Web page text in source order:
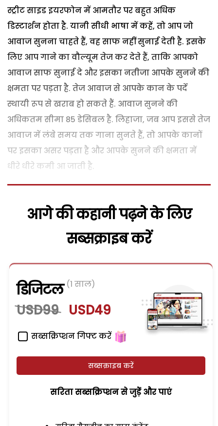
स्ट्रीट साइड इयरफोन में आमतौर पर बहुत अधिक
डिस्टार्शन होता है. यानी सीधी भाषा में कहें, तो आप जो
आवाज सुनना चाहते हैं, वह साफ नहीं सुनाई देती है. इसके
लिए आप गाने का वौल्यूम तेज कर देते हैं, ताकि आपको
आवाज साफ सुनाई दे और इसका नतीजा आपके सुनने की
क्षमता पर पड़ता है. तेज आवाज से आपके कान के पर्दे
स्थायी रूप से खराब हो सकते हैं. आवाज सुनने की
अधिकतम सीमा 85 डेसिबल है. लिहाजा, जब आप इससे तेज
आवाज में लंबे समय तक गाना सुनते हैं, तो आपके कानों
पर इसका असर पड़ता है और आपके सुनने की क्षमता में
धीरे धीरे कमी आ जाती है.
आगे की कहानी पढ़ने के लिए
सब्सक्राइब करें
डिजिटल (1 साल)
USD99 USD49
सब्सक्रिप्शन गिफ्ट करें
सब्सक्राइब करें
सरिता सब्सक्रिप्शन से जुड़ेें और पाएं